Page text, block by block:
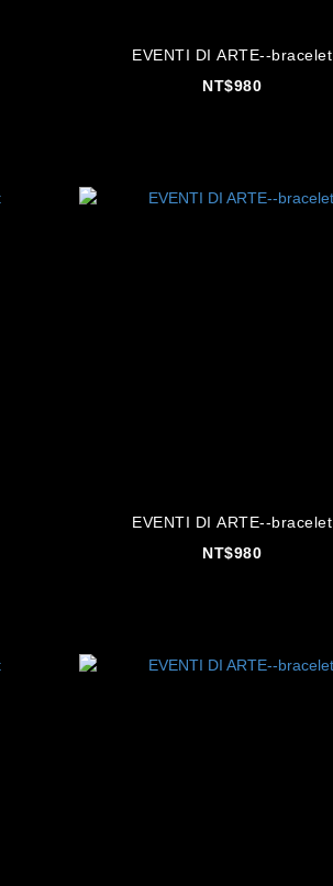
EVENTI DI ARTE--bracelet
NT$980
EVENTI DI ARTE--bracelet
NT$980